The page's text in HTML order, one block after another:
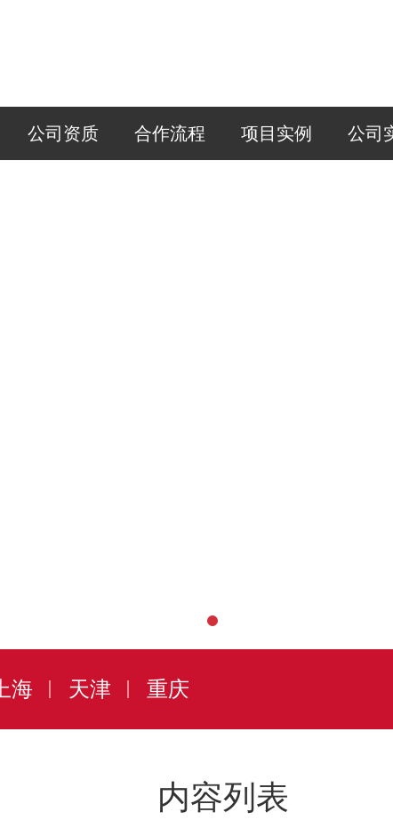
公司资质 合作流程 项目实例 公司
上海 天津 重庆
内容列表